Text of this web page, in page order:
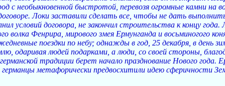
с необыкновенной быстротой, перевозя огромные камни на
Локи заставили сделать все, чтобы не дать
условий договора, не закончил строительства к концу
волка Фенрира, мирового змея Ермунганда и восьминогого
поездки по небу; однажды в год, 25 декабря, в день
одаривая людей подарками, а люди, со своей стороны,
традиции берет начало празднование Нового года.
метафорически предвосхитили идею сферичности